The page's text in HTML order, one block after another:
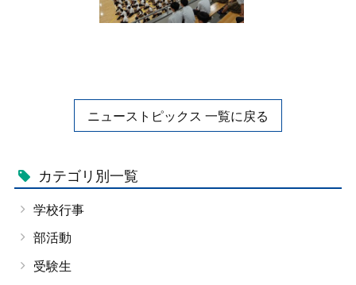
ニューストピックス 一覧に戻る
カテゴリ別一覧
学校行事
部活動
受験生